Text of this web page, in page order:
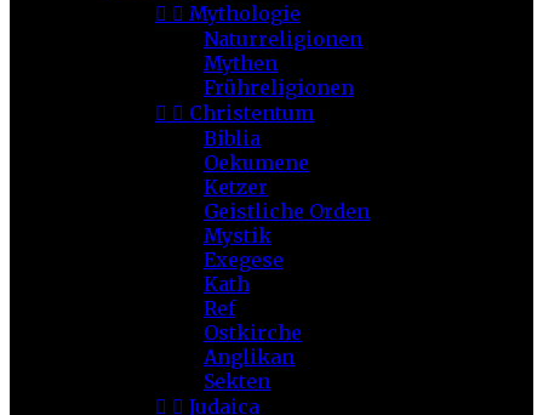
  Mythologie
Naturreligionen
Mythen
Frühreligionen
  Christentum
Biblia
Oekumene
Ketzer
Geistliche Orden
Mystik
Exegese
Kath
Ref
Ostkirche
Anglikan
Sekten
  Judaica